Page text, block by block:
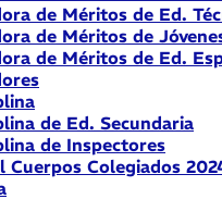
de Méritos de Ed.
de Méritos de
de Méritos de Ed.
de Ed. Secundaria
de Inspectores
Colegiados